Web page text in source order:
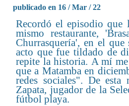
publicado en 16 / Mar / 22
Recordó el episodio
mismo restaurante,
Churrasquería', en el
acto que fue tildado de
repite la historia. A mí
que a Matamba en
redes sociales". De esta
Zapata, jugador de la
fútbol playa.